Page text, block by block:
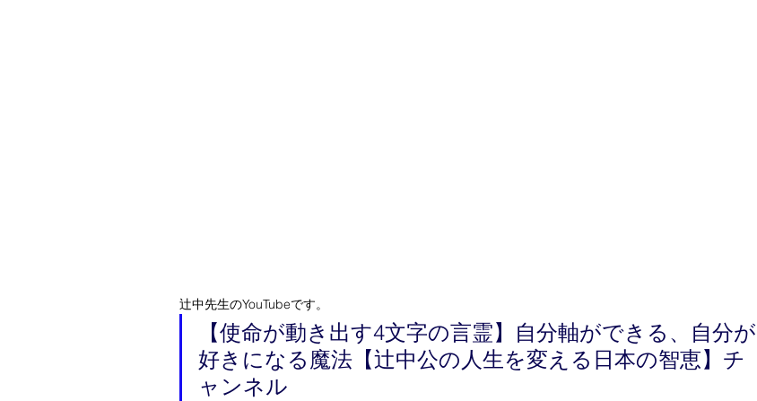
辻中先生のYouTubeです。
【使命が動き出す4文字の言霊】自分軸ができる、自分が
好きになる魔法【辻中公の人生を変える日本の智恵】チ
ャンネル